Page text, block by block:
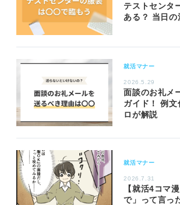
テストセンタ
ある？ 当日の
就活マナー
2026.5.29
面談のお礼メ
ガイド！ 例
ロが解説
就活マナー
2026.7.31
【就活4コマ
で」って言っ